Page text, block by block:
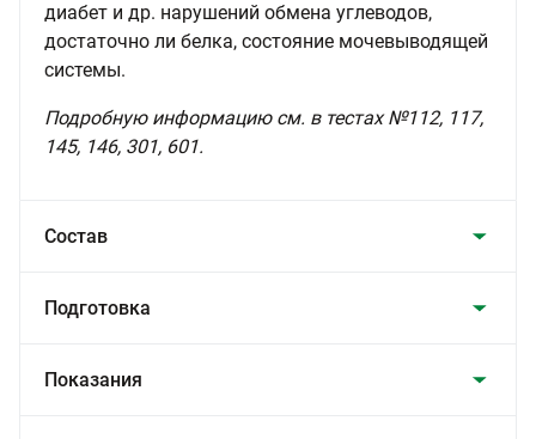
диабет и др. нарушений обмена углеводов,
достаточно ли белка, состояние мочевыводящей
системы.
Подробную информацию см. в тестах №112, 117,
145, 146, 301, 601.
Состав
Подготовка
Показания